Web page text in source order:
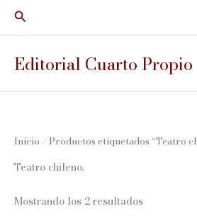
Buscar
Editorial Cuarto Propio
Inicio / Productos etiquetados “Teatro
Teatro chileno.
Mostrando los 2 resultadosOrdenado